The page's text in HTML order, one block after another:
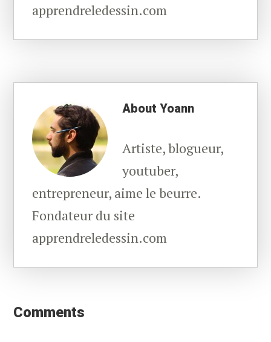
apprendreledessin.com
AboutYoann
Artiste, blogueur,
youtuber,
entrepreneur, aime le beurre.
Fondateur du site
apprendreledessin.com
Interactions
Comments